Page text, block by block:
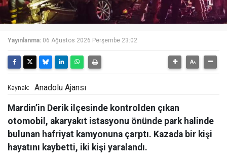
Yayınlanma: 06 Ağustos 2026 Perşembe 23:02
Kaynak: Anadolu Ajansı
Mardin’in Derik ilçesinde kontrolden çıkan
otomobil, akaryakıt istasyonu önünde park halinde
bulunan hafriyat kamyonuna çarptı. Kazada bir kişi
hayatını kaybetti, iki kişi yaralandı.